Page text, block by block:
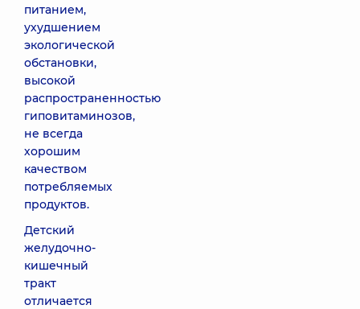
питанием,
ухудшением
экологической
обстановки,
высокой
распространенностью
гиповитаминозов,
не всегда
хорошим
качеством
потребляемых
продуктов.
Детский
желудочно-
кишечный
тракт
отличается